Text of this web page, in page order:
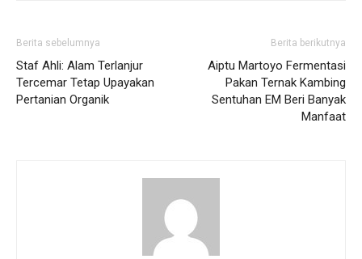
Berita sebelumnya
Staf Ahli: Alam Terlanjur
Tercemar Tetap Upayakan
Pertanian Organik
Berita berikutnya
Aiptu Martoyo Fermentasi
Pakan Ternak Kambing
Sentuhan EM Beri Banyak
Manfaat